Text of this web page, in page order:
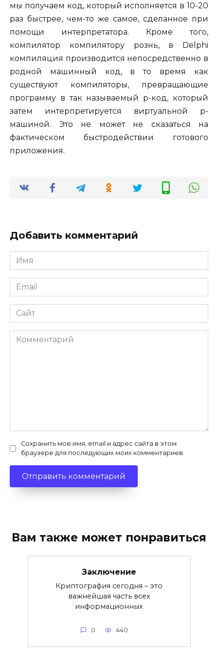
мы получаем код, который исполняется в 10-20
раз быстрее, чем-то же самое, сделанное при
помощи интерпретатора. Кроме того,
компилятор компилятору рознь, в Delphi
компиляция производится непосредственно в
родной машинный код, в то время как
существуют компиляторы, превращающие
программу в так называемый p-код, который
затем интерпретируется виртуальной p-
машиной. Это не может не сказаться на
фактическом быстродействии готового
приложения.
Добавить комментарий
Имя
*
Email
*
Сайт
Комментарий
Сохранить моё имя, email и адрес сайта в этом
браузере для последующих моих комментариев.
Вам также может понравиться
Заключение
Криптография сегодня – это
важнейшая часть всех
информационных
0 440